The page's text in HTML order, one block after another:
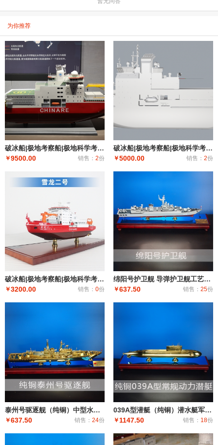
为你推荐
破冰船|极地考察船|极地科学考察破冰船|科考船|雪龙二号工程船模型居家办公摆件纪念品收藏礼品赠送，支
￥9500.00 销售： 2份
破冰船|极地考察船|极地科学考察破冰船|科考船|雪龙二号模型居家办公摆件纪念品收藏礼品赠送
￥5000.00 销售： 2份
破冰船|极地考察船|极地科学考察破冰船|科考船|雪龙二号工程船模型居家办公摆件纪念品收藏礼品赠送
￥3200.00 销售： 0份
绵阳号护卫舰 导弹护卫舰工艺船航模纪念摆件展览收藏品送礼
￥637.50 销售： 25份
泰州号驱逐舰（纯铜）中型水面舰艇 军事海军舰艇模型 工艺船航模纪念摆件展览收藏品送
￥637.50 销售： 24份
039A型潜艇（纯铜）潜水艇军舰|潜水船|中型或小型（袖珍潜艇、潜水器）和水下自动机械装置
￥ 1147.50 销售： 18份